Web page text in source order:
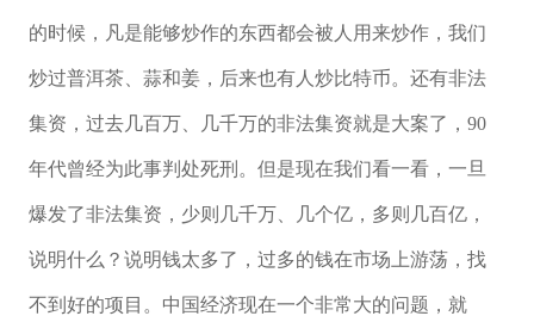
的时候，凡是能够炒作的东西都会被人用来炒作，我们
炒过普洱茶、蒜和姜，后来也有人炒比特币。还有非法
集资，过去几百万、几千万的非法集资就是大案了，90
年代曾经为此事判处死刑。但是现在我们看一看，一旦
爆发了非法集资，少则几千万、几个亿，多则几百亿，
说明什么？说明钱太多了，过多的钱在市场上游荡，找
不到好的项目。中国经济现在一个非常大的问题，就